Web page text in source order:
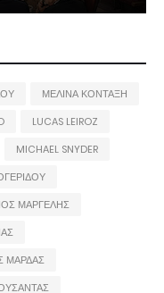
ΜΕΛΙΝΑ ΚΟΝΤΑΞΗ
LUCAS LEIROZ
MICHAEL SNYDER
ΜΑΡΓΕΛΗΣ
ΜΑΡΔΑΣ